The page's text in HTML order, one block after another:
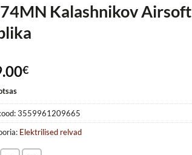
Kalashnikov Airsoft
€
3559961209665
Elektrilised relvad